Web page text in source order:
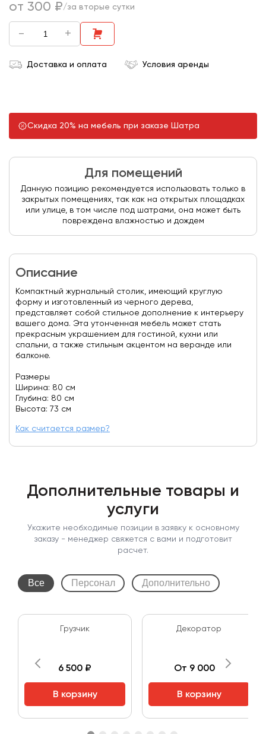
от 300 ₽/за вторые сутки
- +
Доставка и оплата Условия аренды
Скидка 20% на мебель при заказе Шатра
Для помещений
Данную позицию рекомендуется использовать только в
закрытых помещениях, так как на открытых площадках
или улице, в том числе под шатрами, она может быть
повреждена влажностью и дождем
Описание
Компактный журнальный столик, имеющий круглую
форму и изготовленный из черного дерева,
представляет собой стильное дополнение к интерьеру
вашего дома. Эта утонченная мебель может стать
прекрасным украшением для гостиной, кухни или
спальни, а также стильным акцентом на веранде или
балконе.
Размеры
Ширина: 80 см
Глубина: 80 см
Высота: 73 см
Как считается размер?
Дополнительные товары и
услуги
Укажите необходимые позиции в заявку к основному
заказу - менеджер свяжется с вами и подготовит
расчет.
Все Персонал Дополнительно
Грузчик
6 500 ₽
В корзину
Декоратор
От 9 000 ₽
В корзину